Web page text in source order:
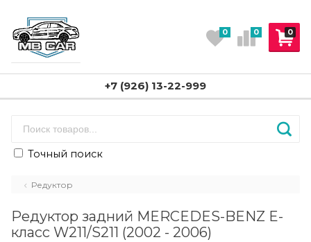
0
0 0
+7 (926) 13-22-999
Точный поиск
Редуктор
Редуктор задний MERCEDES-BENZ E-
класс W211/S211 (2002 - 2006)